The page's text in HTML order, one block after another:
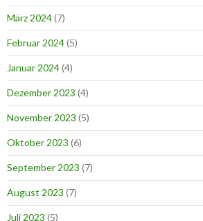
März 2024(7)
Februar 2024(5)
Januar 2024(4)
Dezember 2023 (4)
November 2023 (5)
Oktober 2023 (6)
September 2023 (7)
August 2023 (7)
Juli 2023 (5)